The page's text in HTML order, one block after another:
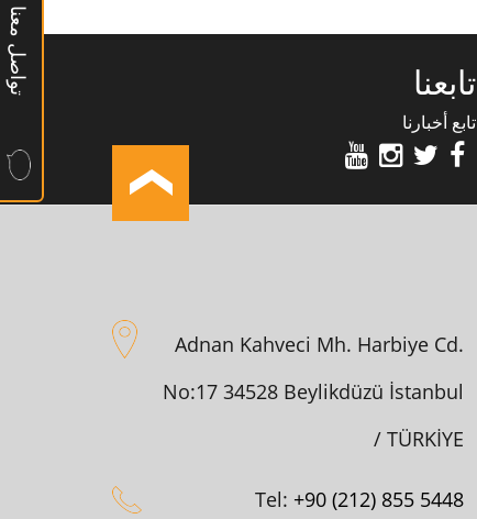
تابعنا
تابع أخبارنا
Adnan Kahveci Mh. Harbiye Cd.
No:17 34528 Beylikdüzü İstanbul
/ TÜRKİYE
Tel: +90 (212) 855 5448
تواصل معنا